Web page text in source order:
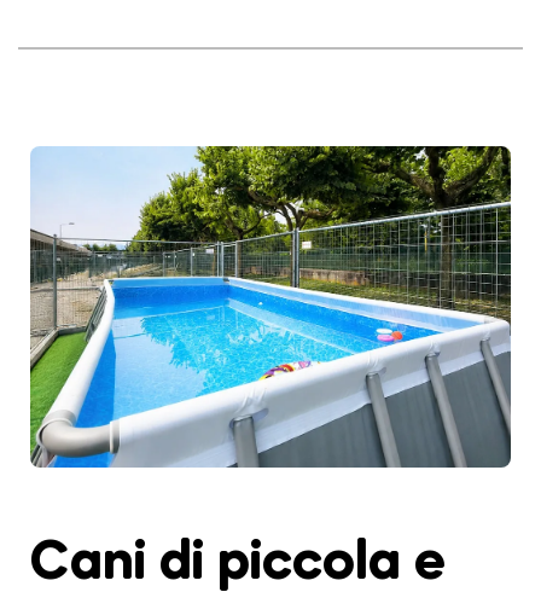
Cani di piccola e